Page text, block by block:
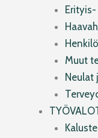
Muut
Neulat